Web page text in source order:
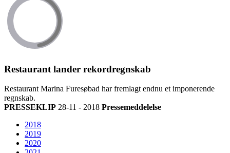
Restaurant lander rekordregnskab
Restaurant Marina Furesøbad har fremlagt endnu et imponerende
regnskab.
PRESSEKLIP 28-11 - 2018 Pressemeddelelse
2018
2019
2020